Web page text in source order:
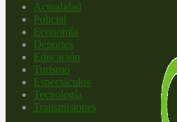
Actualidad
Policial
Economía
Deportes
Educación
Turismo
Espectáculos
Tecnología
Transmisiones